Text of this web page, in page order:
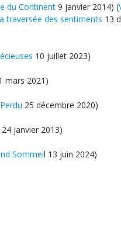
du Continent 9 janvier 2014) (
traversée des sentiments 13
10 juillet 2023)
mars 2021)
25 décembre 2020)
24 janvier 2013)
Sommeil 13 juin 2024)